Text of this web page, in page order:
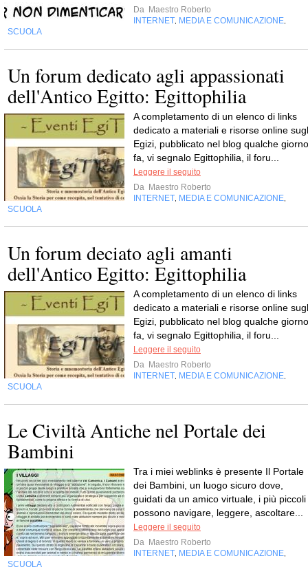
Da Maestro Roberto
INTERNET MEDIA E COMUNICAZIONE
SCUOLA
Un forum dedicato agli appassionati
dell'Antico Egitto: Egittophilia
A completamento di un elenco di links
dedicato a materiali e risorse online
Egizi, pubblicato nel blog qualche giorno
fa, vi segnalo Egittophilia, il foru...
Leggere il seguito
Da Maestro Roberto
INTERNET MEDIA E COMUNICAZIONE
SCUOLA
Un forum deciato agli amanti
dell'Antico Egitto: Egittophilia
A completamento di un elenco di links
dedicato a materiali e risorse online
Egizi, pubblicato nel blog qualche giorno
fa, vi segnalo Egittophilia, il foru...
Leggere il seguito
Da Maestro Roberto
INTERNET MEDIA E COMUNICAZIONE
SCUOLA
Le Civiltà Antiche nel Portale dei
Bambini
Tra i miei weblinks è presente Il Portale
dei Bambini, un luogo sicuro dove,
guidati da un amico virtuale, i più piccoli
possono navigare, leggere, ascoltare...
Leggere il seguito
Da Maestro Roberto
INTERNET MEDIA E COMUNICAZIONE
SCUOLA